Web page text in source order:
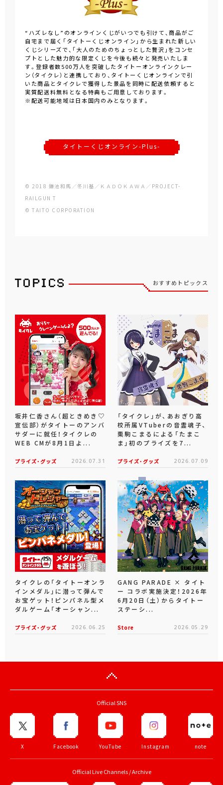
“ハズレなし”のオンラインくじがいつでも引けて、商品がご
自宅まで届く「タイトーくじオンライン」から生まれた新しい
くじシリーズで、「大人のためのちょっとした贅沢」をコンセ
プトとした魅力的な限定くじを今後も続々と発売いたしま
す。登録者数500万人を突破したタイトーオンラインクレー
ン（タイクレ）と連携しており、タイトーくじオンラインで引
いた商品とタイクレで獲得した景品を同時に配送依頼すると
実質配送料無料となる特典もご用意しております。
※配送可能地域は日本国内のみとなります。
タイトーくじオンライン-Plus-
© 2018 鎌池和馬／冬川基／ＫＡＤＯＫＡＷＡ／PROJECT-
RAILGUN T
© TAITO CORPORATION
おすすめトピックス
坂井仁香さん（超ときめき♡
宣伝部）がタイトーのアンバ
サダーに就任！タイクレの
WEB CMが8月1日よ...
プライズ・グッズ 2026.07.31
「タイクレ」が、あおぎり高
校所属VTuberの音霊魂子、
栗駒こまるによる「たまこ
ま」初のプライズを7...
プライズ・グッズ 2026.07.09
タイクレの「タイトーオンラ
インメダル」に潜って弾んで
お宝ゲット！ピンパネル型メ
ダルゲーム「オーシャン...
プライズ・グッズ 2026.06.25
GANG PARADE × タイト
ー コラボ実施決定！2026年
6月20日（土）からタイトー
ステーシ...
Store 2026.05.29
Official SNS
X Facebook YouTube Instagram note
Official Live Channels / Archive